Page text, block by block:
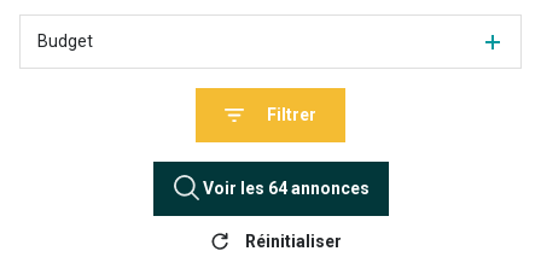
Budget
Filtrer
Voir les 64annonces
Réinitialiser